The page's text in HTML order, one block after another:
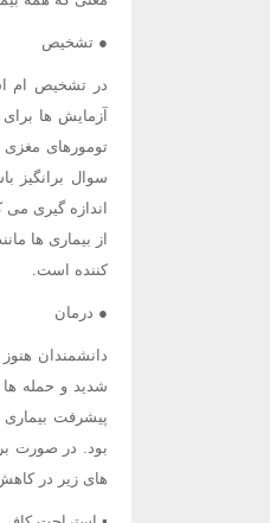
● تشخیص
در تشخیص ام
آزمایش ها
تومورهای
سوال برانگیز
اندازه گیری
از بیماری ها
کننده است.
● درمان
دانشمندان
شدید و حمله
پیشرفت بیماری
بود. در صورت
های زیر در